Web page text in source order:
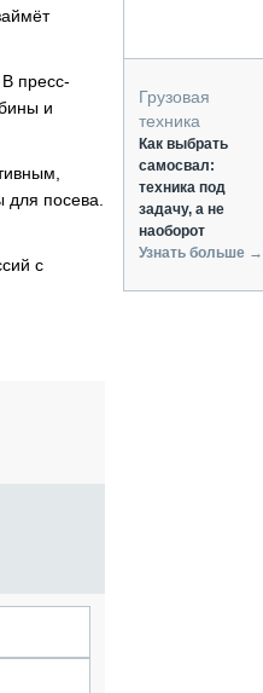
И СКЛАД
И СЕРВИС
пресс-
и
посева.
с
Грузовая
техника
Как выбрать
самосвал:
техника под
задачу, а не
наоборот
Узнать больше →